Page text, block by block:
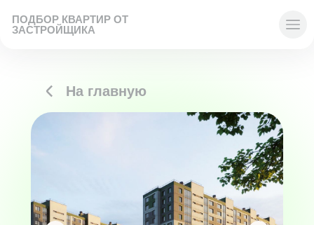
ПОДБОР КВАРТИР ОТ
ЗАСТРОЙЩИКА
На главную